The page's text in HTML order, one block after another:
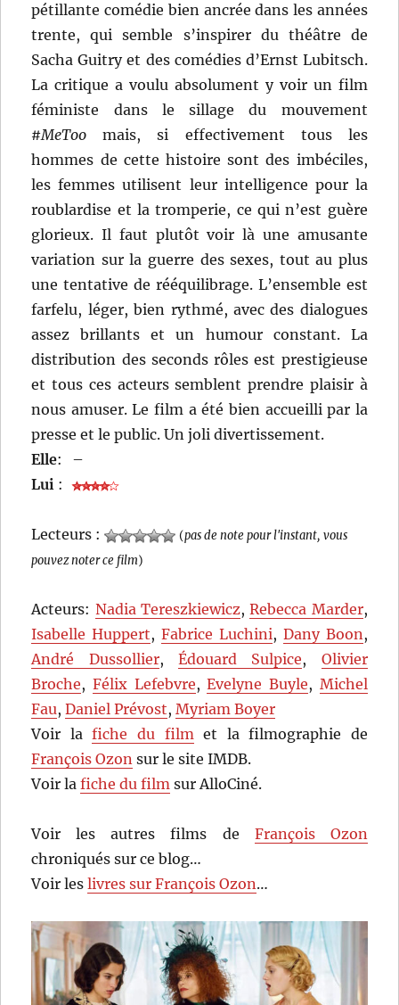
pétillante comédie bien ancrée dans les années
trente, qui semble s’inspirer du théâtre de
Sacha Guitry et des comédies d’Ernst Lubitsch.
La critique a voulu absolument y voir un film
féministe dans le sillage du mouvement
#MeToo mais, si effectivement tous les
hommes de cette histoire sont des imbéciles,
les femmes utilisent leur intelligence pour la
roublardise et la tromperie, ce qui n’est guère
glorieux. Il faut plutôt voir là une amusante
variation sur la guerre des sexes, tout au plus
une tentative de rééquilibrage. L’ensemble est
farfelu, léger, bien rythmé, avec des dialogues
assez brillants et un humour constant. La
distribution des seconds rôles est prestigieuse
et tous ces acteurs semblent prendre plaisir à
nous amuser. Le film a été bien accueilli par la
presse et le public. Un joli divertissement.
Elle:
–
Lui :
Lecteurs : (pas de note pour l'instant, vous
pouvez noter ce film)
Acteurs: Nadia Tereszkiewicz,Rebecca Marder,
Isabelle Huppert,Fabrice Luchini, Dany Boon,
André Dussollier,Édouard Sulpice, Olivier
Broche, Félix Lefebvre,Evelyne Buyle, Michel
Fau,Daniel Prévost,Myriam Boyer
Voir lafiche du filmet la filmographie de
François Ozon sur le site IMDB.
Voir lafiche du film sur AlloCiné.
Voir les autres films de François Ozon
chroniqués sur ce blog…
Voir leslivres sur François Ozon…